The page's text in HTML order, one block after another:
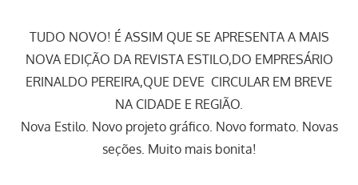
TUDO NOVO! É ASSIM QUE SE APRESENTA A MAIS
NOVA EDIÇÃO DA REVISTA ESTILO,DO EMPRESÁRIO
ERINALDO PEREIRA,QUE DEVE CIRCULAR EM BREVE
NA CIDADE E REGIÃO.
Nova Estilo. Novo projeto gráfico. Novo formato. Novas
seções. Muito mais bonita!